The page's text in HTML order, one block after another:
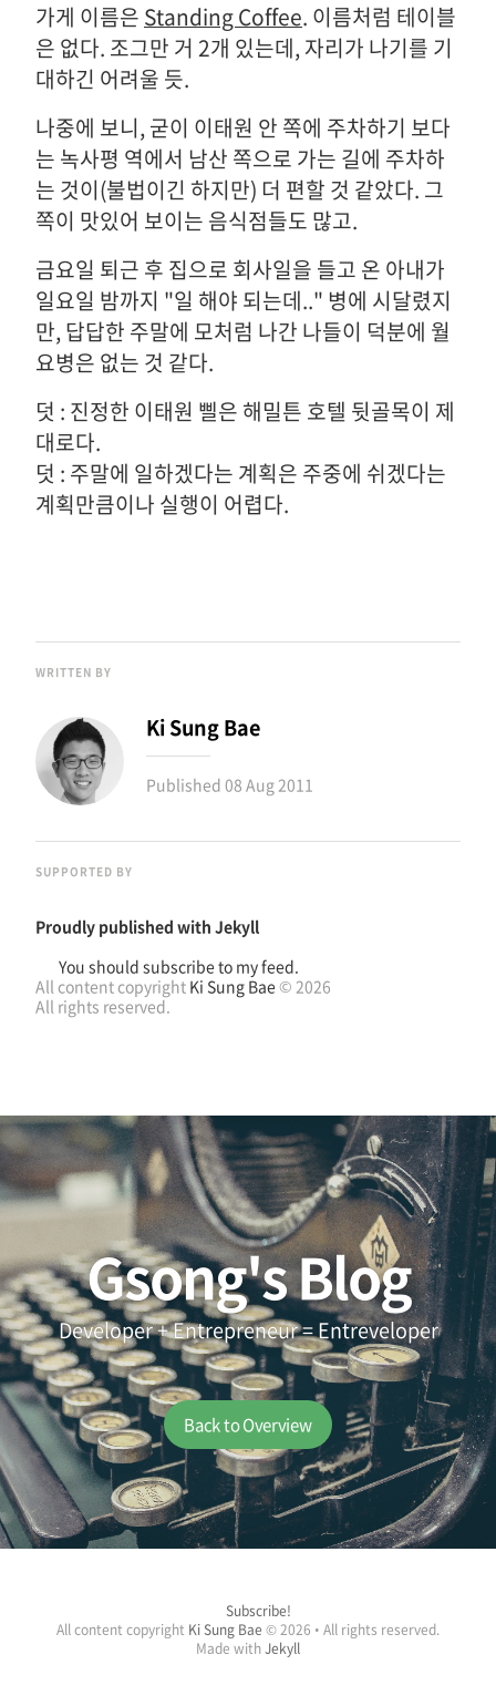
가게 이름은 Standing Coffee. 이름처럼 테이블
은 없다. 조그만 거 2개 있는데, 자리가 나기를 기
대하긴 어려울 듯.
나중에 보니, 굳이 이태원 안 쪽에 주차하기 보다
는 녹사평 역에서 남산 쪽으로 가는 길에 주차하
는 것이(불법이긴 하지만) 더 편할 것 같았다. 그
쪽이 맛있어 보이는 음식점들도 많고.
금요일 퇴근 후 집으로 회사일을 들고 온 아내가
일요일 밤까지 "일 해야 되는데.." 병에 시달렸지
만, 답답한 주말에 모처럼 나간 나들이 덕분에 월
요병은 없는 것 같다.
덧 : 진정한 이태원 삘은 해밀튼 호텔 뒷골목이 제
대로다.
덧 : 주말에 일하겠다는 계획은 주중에 쉬겠다는
계획만큼이나 실행이 어렵다.
WRITTEN BY
Ki Sung Bae
Published 08 Aug 2011
SUPPORTED BY
Proudly published with Jekyll
You should subscribe to my feed.
All content copyright Ki Sung Bae© 2026
All rights reserved.
Gsong's Blog
Developer + Entrepreneur = Entreveloper
Back to Overview
Subscribe!
All content copyright Ki Sung Bae © 2026 • All rights reserved.
Made withJekyll